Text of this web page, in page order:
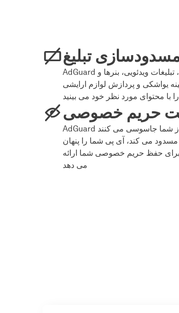
تبلیغ
AdGuard انواع تبلیغات را مسدود می کند - پنجره ها، تبلیغات ویدئویی، بنرها و
یواشکی و پردازش لوازم ارایشی
با محتوای مورد نظر خود می بینید
حریم خصوصی
AdGuard با همه ردیاب ها و سیستم های آنالیز که از شما جاسوسی می کنند
می کند، آی پی شما را پنهان
برای حفظ حریم خصوصی شما ارائه
می دهد